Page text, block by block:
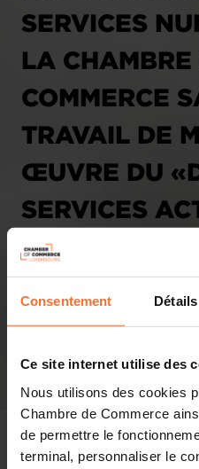
Consentement Détails
Ce site internet utilise des
Nous utilisons des cookies
Chambre de Commerce
de permettre le
terminal, personnaliser le
SERVICES
LA CHAMBRE
COMMERCE
TRAVAIL DE
ŒUVRE DU
SERVICES
06.02.2024 - Agefi Luxembourg